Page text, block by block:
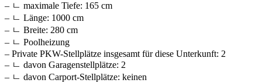
– ㄴ maximale Tiefe: 165 cm
– ㄴ Länge: 1000 cm
– ㄴ Breite: 280 cm
– ㄴ Poolheizung
– Private PKW-Stellplätze insgesamt für diese Unterkunft: 2
– ㄴ davon Garagenstellplätze: 2
– ㄴ davon Carport-Stellplätze: keinen